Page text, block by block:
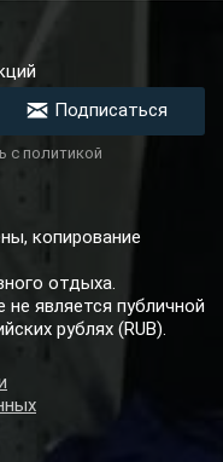
Подписаться
с политикой
копирование
отдыха.
является публичной
рублях (RUB).